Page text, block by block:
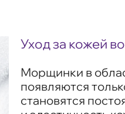
Уход за кожей
Морщинки в
появляются
становятся